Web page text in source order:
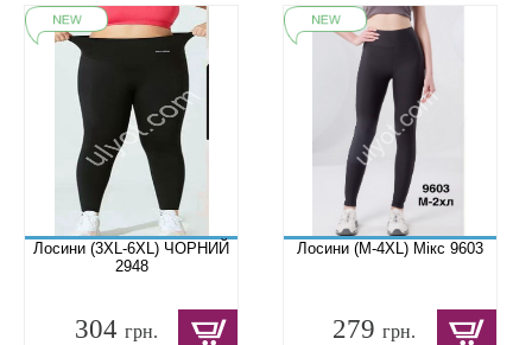
Лосини (3XL-6XL) ЧОРНИЙ
2948
304 грн.
Лосини (M-4XL) Мікс 9603
279грн.